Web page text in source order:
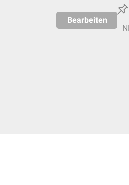
Bearbeiten